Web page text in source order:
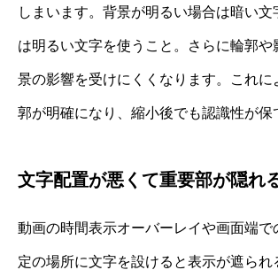
しまいます。背景が明るい場合は暗い文
は明るい文字を使うこと。さらに輪郭や
景の影響を受けにくくなります。これに
郭が明確になり、縮小後でも認識性が保
文字配置が悪くて重要部が隠れ
動画の時間表示オーバーレイや画面端で
定の場所に文字を設けると表示が遮られ